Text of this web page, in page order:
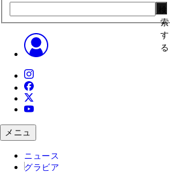
索
す
る
メニュ
ニュース
グラビア